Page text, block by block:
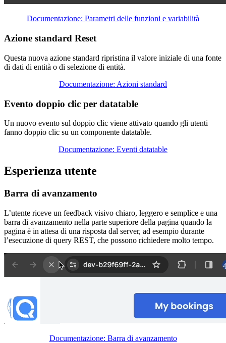
Documentazione: Parametri delle funzioni e variabilità
Azione standard Reset
Questa nuova azione standard ripristina il valore iniziale di una fonte
di dati di entità o di selezione di entità.
Documentazione: Azioni standard
Evento doppio clic per datatable
Un nuovo evento sul doppio clic viene attivato quando gli utenti
fanno doppio clic su un componente datatable.
Documentazione: Eventi datatable
Esperienza utente
Barra di avanzamento
L’utente riceve un feedback visivo chiaro, leggero e semplice e una
barra di avanzamento nella parte superiore della pagina quando la
pagina è in attesa di una risposta dal server, ad esempio durante
l’esecuzione di query REST, che possono richiedere molto tempo.
Documentazione: Barra di avanzamento